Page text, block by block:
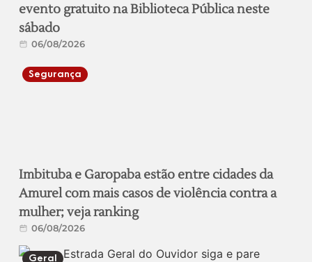
evento gratuito na Biblioteca Pública neste
sábado
06/08/2026
Segurança
Imbituba e Garopaba estão entre cidades da
Amurel com mais casos de violência contra a
mulher; veja ranking
06/08/2026
Geral